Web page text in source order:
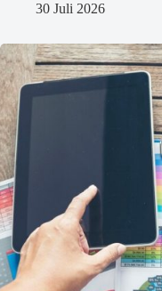
30 Juli 2026